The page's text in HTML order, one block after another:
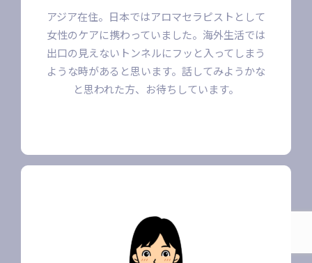
アジア在住。日本ではアロマセラピストとして
女性のケアに携わっていました。海外生活では
出口の見えないトンネルにフッと入ってしまう
ような時があると思います。話してみようかな
と思われた方、お待ちしています。